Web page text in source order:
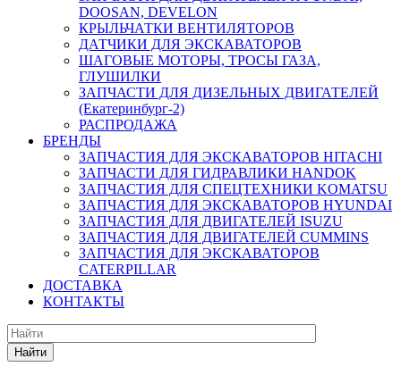
DOOSAN, DEVELON
КРЫЛЬЧАТКИ ВЕНТИЛЯТОРОВ
ДАТЧИКИ ДЛЯ ЭКСКАВАТОРОВ
ШАГОВЫЕ МОТОРЫ, ТРОСЫ ГАЗА,
ГЛУШИЛКИ
ЗАПЧАСТИ ДЛЯ ДИЗЕЛЬНЫХ ДВИГАТЕЛЕЙ
(Екатеринбург-2)
РАСПРОДАЖА
БРЕНДЫ
ЗАПЧАСТИЯ ДЛЯ ЭКСКАВАТОРОВ HITACHI
ЗАПЧАСТИ ДЛЯ ГИДРАВЛИКИ HANDOK
ЗАПЧАСТИЯ ДЛЯ СПЕЦТЕХНИКИ KOMATSU
ЗАПЧАСТИЯ ДЛЯ ЭКСКАВАТОРОВ HYUNDAI
ЗАПЧАСТИЯ ДЛЯ ДВИГАТЕЛЕЙ ISUZU
ЗАПЧАСТИЯ ДЛЯ ДВИГАТЕЛЕЙ CUMMINS
ЗАПЧАСТИЯ ДЛЯ ЭКСКАВАТОРОВ
CATERPILLAR
ДОСТАВКА
КОНТАКТЫ
Найти